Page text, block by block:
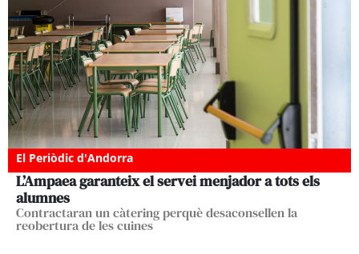
El Periòdic d'Andorra
L’Ampaea garanteix el servei menjador a tots els
alumnes
Contractaran un càtering perquè desaconsellen la
reobertura de les cuines